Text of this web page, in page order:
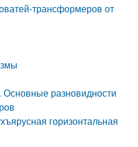
трансформеров от
разновидности
горизонтальная